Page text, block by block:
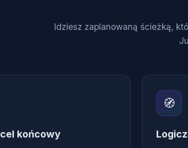
Idziesz zaplanowaną ścieżką,
końcowy
🧭